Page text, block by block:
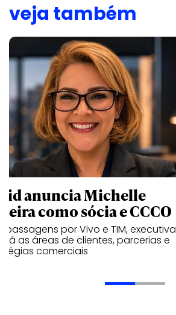
veja também
anuncia Michelle
como sócia e CCCO
passagens por Vivo e TIM, executiva
as áreas de clientes, parcerias e
comerciais